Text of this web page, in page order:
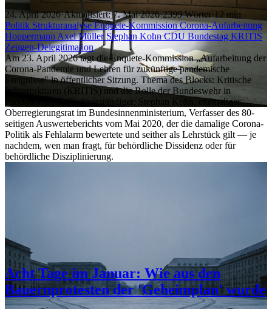
24. April 2026·Aktualisiert: 7. Mai 2026·2399 Wörter·12 min
Politik StrukturanalyseEnquete-KommissionCorona-Aufarbeitung
Hoppermann Axel Müller Stephan KohnCDU Bundestag KRITIS
Zeugen-Delegitimation
Am 23. April 2026 tagt die Enquete-Kommission „Aufarbeitung der
Corona-Pandemie und Lehren für zukünftige pandemische
Ereignisse" in öffentlicher Sitzung. Thema des Blocks: Kritische
Infrastrukturen (KRITIS) und die Rolle der Bundeswehr in
Pandemielagen. Sachverständiger: Stephan Kohn, ehemaliger
Oberregierungsrat im Bundesinnenministerium, Verfasser des 80-
seitigen Auswerteberichts vom Mai 2020, der die damalige Corona-
Politik als Fehlalarm bewertete und seither als Lehrstück gilt — je
nachdem, wen man fragt, für behördliche Dissidenz oder für
behördliche Disziplinierung.
Acht Tage im Januar: Wie aus den
Bauernprotesten der 'Geheimplan' wurde